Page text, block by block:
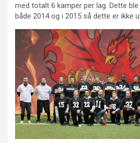
med totalt 6 kamper per lag. Dette
både 2014 og i 2015 så dette er ikke